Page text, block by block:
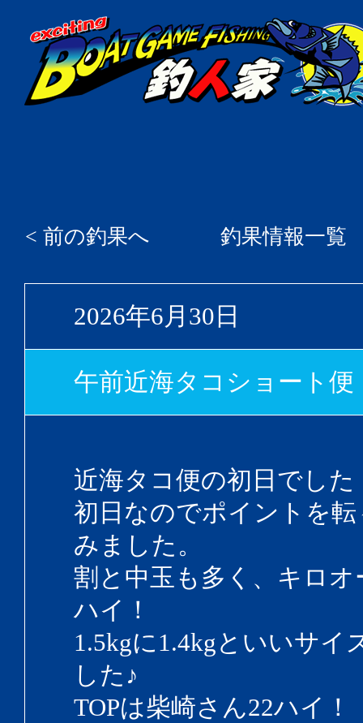
< 前の釣果へ 釣果情報一覧
2026年6月30日
午前近海タコショート便
近海タコ便の初日でした
初日なのでポイントを
みました。
割と中玉も多く、キロオ
ハイ！
1.5kgに1.4kgといいサイ
した♪
TOPは柴崎さん22ハイ！